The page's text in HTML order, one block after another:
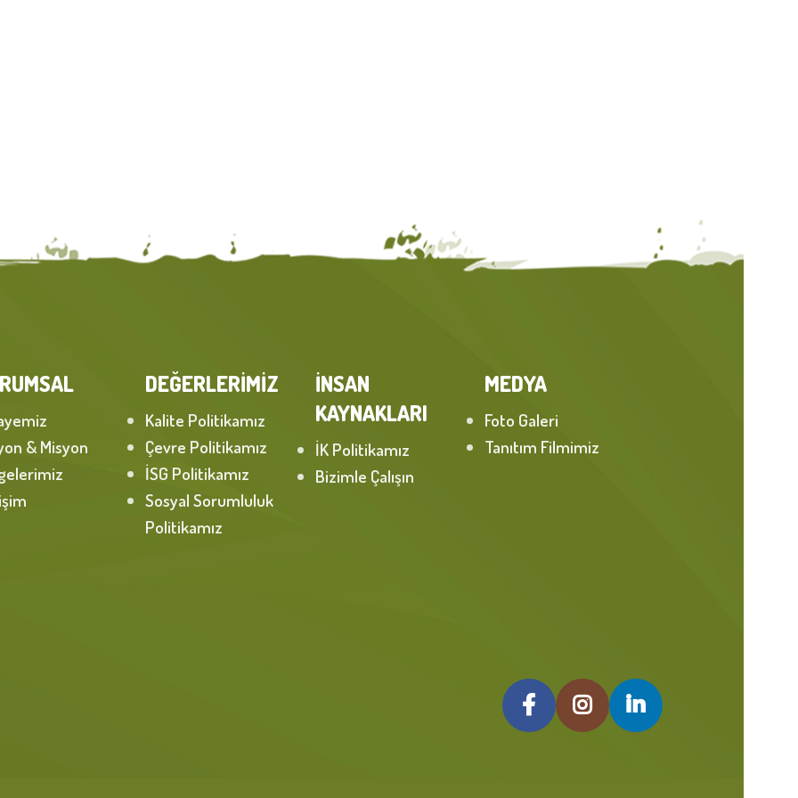
& Misyon
DEĞERLERİMİZ
Kalite Politikamız
Çevre Politikamız
İSG Politikamız
Sosyal Sorumluluk
Politikamız
İNSAN
KAYNAKLARI
İK Politikamız
Bizimle Çalışın
MEDYA
Foto Galeri
Tanıtım Filmimiz